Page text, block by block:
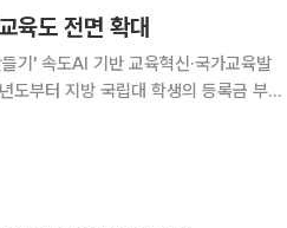
육도 전면 확대
기' 속도AI 기반 교육혁신·국가교육발
다는 구상이다